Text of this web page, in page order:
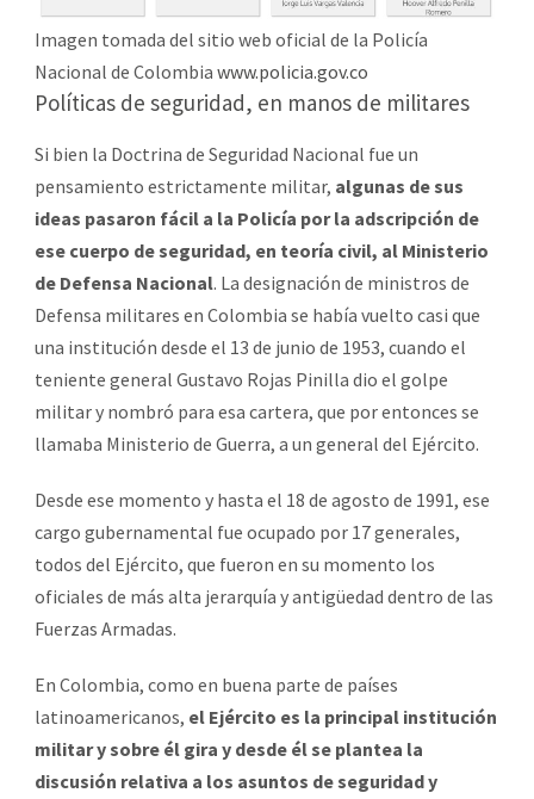
Imagen tomada del sitio web oficial de la Policía
Nacional de Colombia www.policia.gov.co
Políticas de seguridad, en manos de militares
Si bien la Doctrina de Seguridad Nacional fue un
pensamiento estrictamente militar, algunas de sus
ideas pasaron fácil a la Policía por la adscripción de
ese cuerpo de seguridad, en teoría civil, al Ministerio
de Defensa Nacional. La designación de ministros de
Defensa militares en Colombia se había vuelto casi que
una institución desde el 13 de junio de 1953, cuando el
teniente general Gustavo Rojas Pinilla dio el golpe
militar y nombró para esa cartera, que por entonces se
llamaba Ministerio de Guerra, a un general del Ejército.
Desde ese momento y hasta el 18 de agosto de 1991, ese
cargo gubernamental fue ocupado por 17 generales,
todos del Ejército, que fueron en su momento los
oficiales de más alta jerarquía y antigüedad dentro de las
Fuerzas Armadas.
En Colombia, como en buena parte de países
latinoamericanos, el Ejército es la principal institución
militar y sobre él gira y desde él se plantea la
discusión relativa a los asuntos de seguridad y